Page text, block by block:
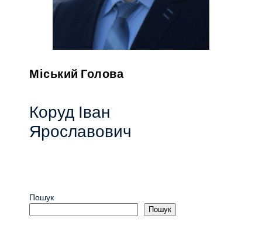
Міський Голова
Коруд Іван
Ярославович
Пошук
Пошук